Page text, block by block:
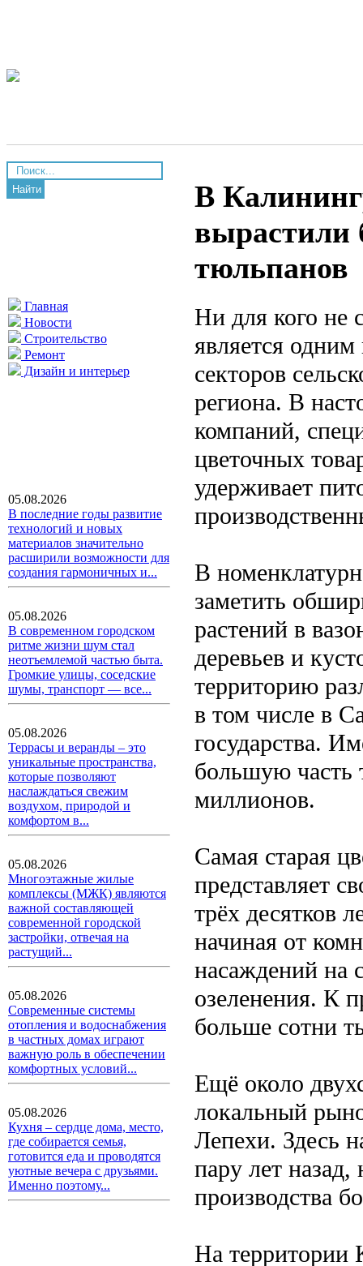
Найти
Главная
Новости
Строительство
Ремонт
Дизайн и интерьер
05.08.2026
В последние годы развитие
технологий и новых
материалов значительно
расширили возможности для
создания гармоничных и...
05.08.2026
В современном городском
ритме жизни шум стал
неотъемлемой частью быта.
Громкие улицы, соседские
шумы, транспорт — все...
05.08.2026
Террасы и веранды – это
уникальные пространства,
которые позволяют
наслаждаться свежим
воздухом, природой и
комфортом в...
05.08.2026
Многоэтажные жилые
комплексы (МЖК) являются
важной составляющей
современной городской
застройки, отвечая на
растущий...
05.08.2026
Современные системы
отопления и водоснабжения
в частных домах играют
важную роль в обеспечении
комфортных условий...
05.08.2026
Кухня – сердце дома, место,
где собирается семья,
готовится еда и проводятся
уютные вечера с друзьями.
Именно поэтому...
В
вырастили
тюльпанов
Ни для кого не
является
секторов
региона. В
компаний,
цветочных
удерживает
В
заметить
растений в
деревьев и
территорию
в том числе в
государства.
большую часть
миллионов.
Самая старая
представляет
трёх десятков
начиная от
насаждений на
озеленения. К
больше сотни
Ещё около
локальный
Лепехи. Здесь
пару лет
производства
На территории